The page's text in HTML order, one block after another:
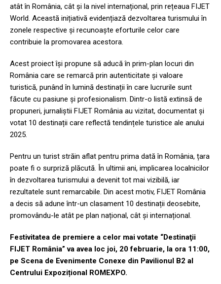
atât în România, cât și la nivel internațional, prin rețeaua FIJET
World. Această inițiativă evidențiază dezvoltarea turismului în
zonele respective și recunoaște eforturile celor care
contribuie la promovarea acestora.
Acest proiect își propune să aducă în prim-plan locuri din
România care se remarcă prin autenticitate și valoare
turistică, punând în lumină destinații în care lucrurile sunt
făcute cu pasiune și profesionalism. Dintr-o listă extinsă de
propuneri, jurnaliștii FIJET România au vizitat, documentat și
votat 10 destinații care reflectă tendințele turistice ale anului
2025.
Pentru un turist străin aflat pentru prima dată în România, țara
poate fi o surpriză plăcută. În ultimii ani, implicarea localnicilor
în dezvoltarea turismului a devenit tot mai vizibilă, iar
rezultatele sunt remarcabile. Din acest motiv, FIJET România
a decis să adune într-un clasament 10 destinații deosebite,
promovându-le atât pe plan național, cât și internațional.
Festivitatea de premiere a celor mai votate “Destinaţii
FIJET România” va avea loc joi, 20 februarie, la ora 11:00,
pe Scena de Evenimente Conexe din Pavilionul B2 al
Centrului Expozițional ROMEXPO.